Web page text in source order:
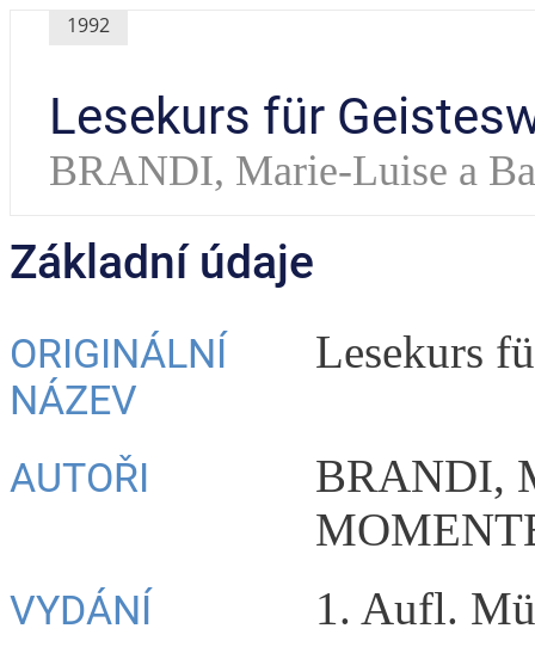
1992
Lesekurs für
BRANDI, Marie-Luise a
Základní údaje
ORIGINÁLNÍ
NÁZEV
Lesekurs
AUTOŘI
BRANDI,
VYDÁNÍ 1. Aufl.